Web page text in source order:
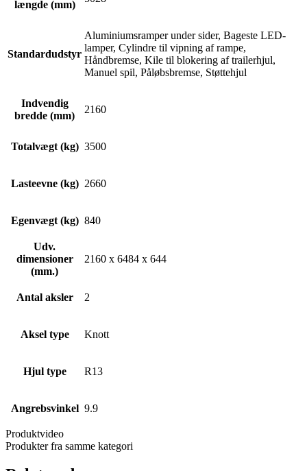
længde (mm)
Standardudstyr
Aluminiumsramper under sider, Bageste LED-
lamper, Cylindre til vipning af rampe,
Håndbremse, Kile til blokering af trailerhjul,
Manuel spil, Påløbsbremse, Støttehjul
Indvendig
bredde (mm)
2160
Totalvægt (kg) 3500
Lasteevne (kg) 2660
Egenvægt (kg) 840
Udv.
dimensioner
(mm.)
2160 x 6484 x 644
Antal aksler 2
Aksel type Knott
Hjul type R13
Angrebsvinkel 9.9
Produktvideo
Produkter fra samme kategori